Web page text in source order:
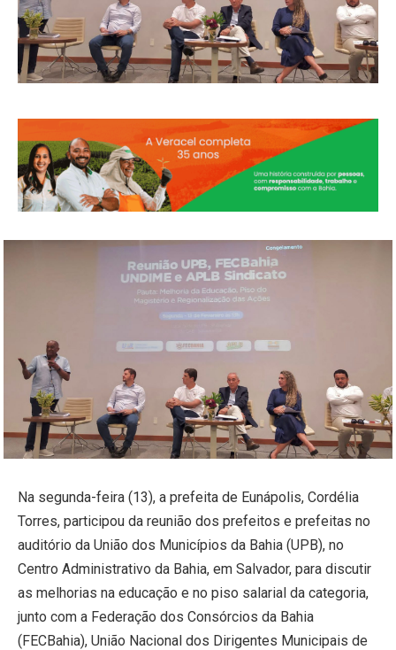
Na segunda-feira (13), a prefeita de Eunápolis, Cordélia
Torres, participou da reunião dos prefeitos e prefeitas no
auditório da União dos Municípios da Bahia (UPB), no
Centro Administrativo da Bahia, em Salvador, para discutir
as melhorias na educação e no piso salarial da categoria,
junto com a Federação dos Consórcios da Bahia
(FECBahia), União Nacional dos Dirigentes Municipais de